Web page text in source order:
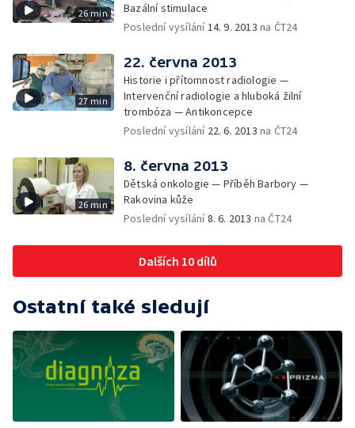
26 min
Bazální stimulace
Poslední vysílání14. 9. 2013 na ČT24
27 min
22. června 2013
Historie i přítomnost radiologie —
Intervenční radiologie a hluboká žilní
trombóza — Antikoncepce
Poslední vysílání 22. 6. 2013 na ČT24
26 min
8. června 2013
Dětská onkologie — Příběh Barbory —
Rakovina kůže
Poslední vysílání8. 6. 2013 na ČT24
Dalších 10 dílů
Ostatní také sledují